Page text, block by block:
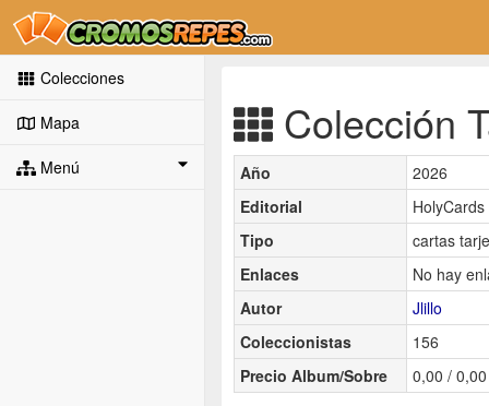
Colecciones
Mapa
Menú
Colección
Año
2026
Editorial
HolyCards
Tipo
cartas
Enlaces
No hay
Autor
Jlillo
Coleccionistas
156
Precio Album/Sobre
0,00 /